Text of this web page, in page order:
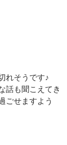
れそうです♪
話も聞こえてき
ごせますよう